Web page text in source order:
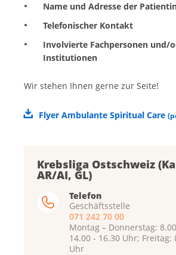
Name und Adresse der
Telefonischer Kontakt
Involvierte Fachpersonen und/
Institutionen
Wir stehen Ihnen gerne zur Seite!
Flyer Ambulante Spiritual Care (
Krebsliga Ostschweiz
AR/AI, GL)
Telefon
Geschäftsstelle
071 242 70 00
Montag – Donnerstag:
14.00 - 16.30 Uhr; Freitag:
Uhr